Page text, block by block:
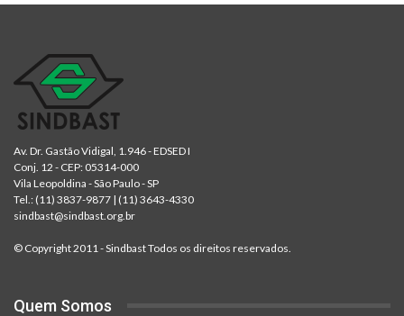
Av. Dr. Gastão Vidigal, 1.946 - EDSED I
Conj. 12 - CEP: 05314-000
Vila Leopoldina - São Paulo - SP
Tel.: (11) 3837-9877 | (11) 3643-4330
sindbast@sindbast.org.br
© Copyright 2011 - Sindbast Todos os direitos reservados.
Quem Somos